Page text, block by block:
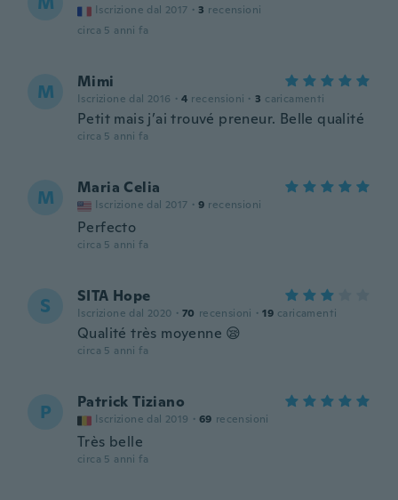
Iscrizione dal 2017 · 3 recensioni
circa 5 anni fa
M Mimi
Iscrizione dal 2016 · 4 recensioni · 3 caricamenti
Petit mais j’ai trouvé preneur. Belle qualité
circa 5 anni fa
M Maria Celia
Iscrizione dal 2017 · 9 recensioni
Perfecto
circa 5 anni fa
S SITA Hope
Iscrizione dal 2020 · 70 recensioni · 19 caricamenti
Qualité très moyenne 😪
circa 5 anni fa
P Patrick Tiziano
Iscrizione dal 2019 · 69 recensioni
Très belle
circa 5 anni fa